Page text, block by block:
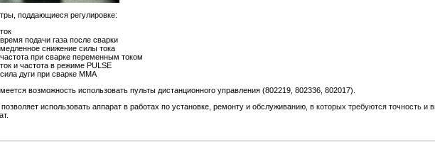
поддающиеся регулировке:
ток
время подачи газа после сварки
медленное снижение силы тока
частота при сварке переменным током
ток и частота в режиме PULSE
сила дуги при сварке ММА
возможность использовать пульты дистанционного управления (802219, 802336, 802017).
позволяет использовать аппарат в работах по установке, ремонту и обслуживанию , в которых требуются точность и